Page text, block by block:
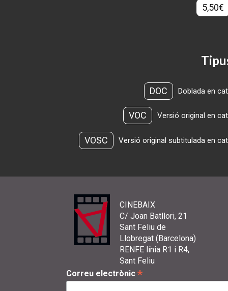
5,50€
DOC Doblada en
VOC Versió original en
VOSC Versió original subtitulada en
CINEBAIX
C/ Joan Batllori, 21
Sant Feliu de
Llobregat (Barcelona)
RENFE línia R1 i R4,
Sant Feliu
Correu electrònic *